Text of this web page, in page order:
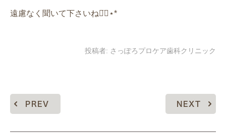
遠慮なく聞いて下さいね◡̈⃝︎⋆︎*
投稿者: さっぽろプロケア歯科クリニック
PREV NEXT